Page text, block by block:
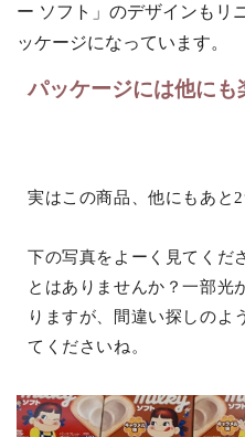
ー ソフト」のデザインもリ
ッケージになっています。
パッケージには他にも
実はこの商品、他にもあと
下の写真をよーく見てくだ
とはありませんか？一部光
りますが、間違い探しのよ
てくださいね。